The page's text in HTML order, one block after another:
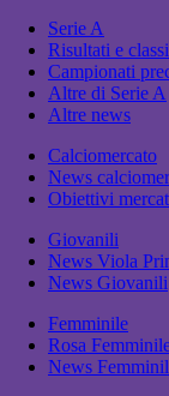
Serie A
Risultati e
Campionati
Altre di Serie A
Altre news
Calciomercato
News
Obiettivi
Giovanili
News Viola
News Giovanili
Femminile
Rosa
News